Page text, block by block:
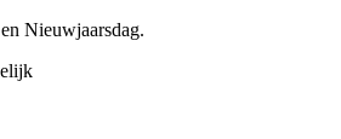
Nieuwjaarsdag.